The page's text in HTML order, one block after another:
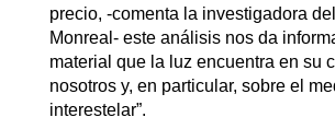
precio, -comenta la investigadora
Monreal- este análisis nos da
material que la luz encuentra en su
nosotros y, en particular, sobre el
interestelar”.